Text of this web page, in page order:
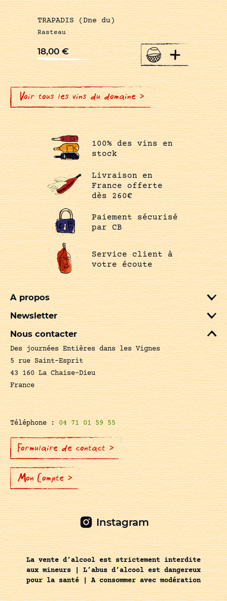
TRAPADIS (Dne du)
Rasteau
18,00€ +
Voir tous les vins du domaine >
100% des vins en
stock
Livraison en
France offerte
dès 260€
Paiement sécurisé
par CB
Service client à
votre écoute
A propos
Newsletter
Nous contacter
Des journées Entières dans les Vignes
5 rue Saint-Esprit
43 160 La Chaise-Dieu
France
Téléphone :04 71 01 59 55
Formulaire de contact >
Mon Compte >
Instagram
La vente d’alcool est strictement interdite
aux mineurs | L’abus d’alcool est dangereux
pour la santé | A consommer avec modération